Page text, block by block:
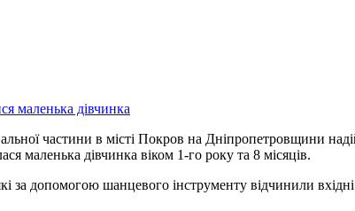
частини в місті Покров на Дніпропетровщини
маленька дівчинка віком 1-го року та 8 місяців.
за допомогою шанцевого інструменту відчинили